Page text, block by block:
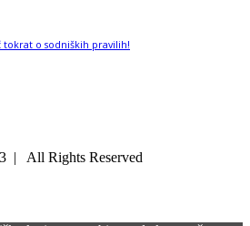
tokrat o sodniških pravilih!
| All Rights Reserved